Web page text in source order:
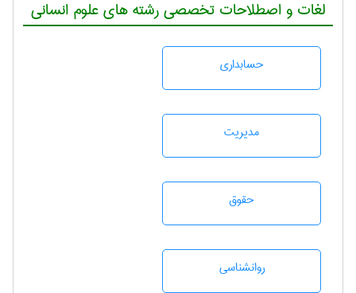
لغات و اصطلاحات تخصصی رشته های علوم انسانی
حسابداری
مديريت
حقوق
روانشناسی